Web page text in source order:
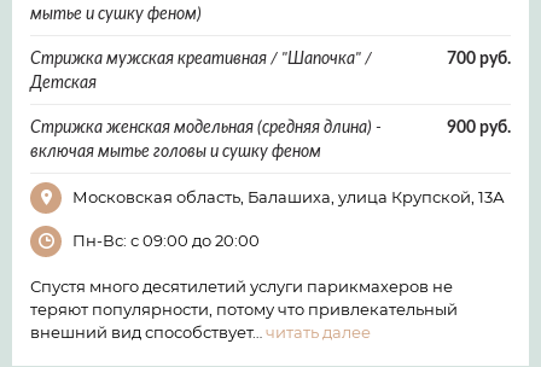
мытье и сушку феном)
Стрижка мужская креативная / "Шапочка" /
Детская
700 руб.
Стрижка женская модельная (средняя длина) -
включая мытье головы и сушку феном
900 руб.
Московская область, Балашиха, улица Крупской, 13А
Пн-Вс: с 09:00 до 20:00
Спустя много десятилетий услуги парикмахеров не
теряют популярности, потому что привлекательный
внешний вид способствует… читать далее